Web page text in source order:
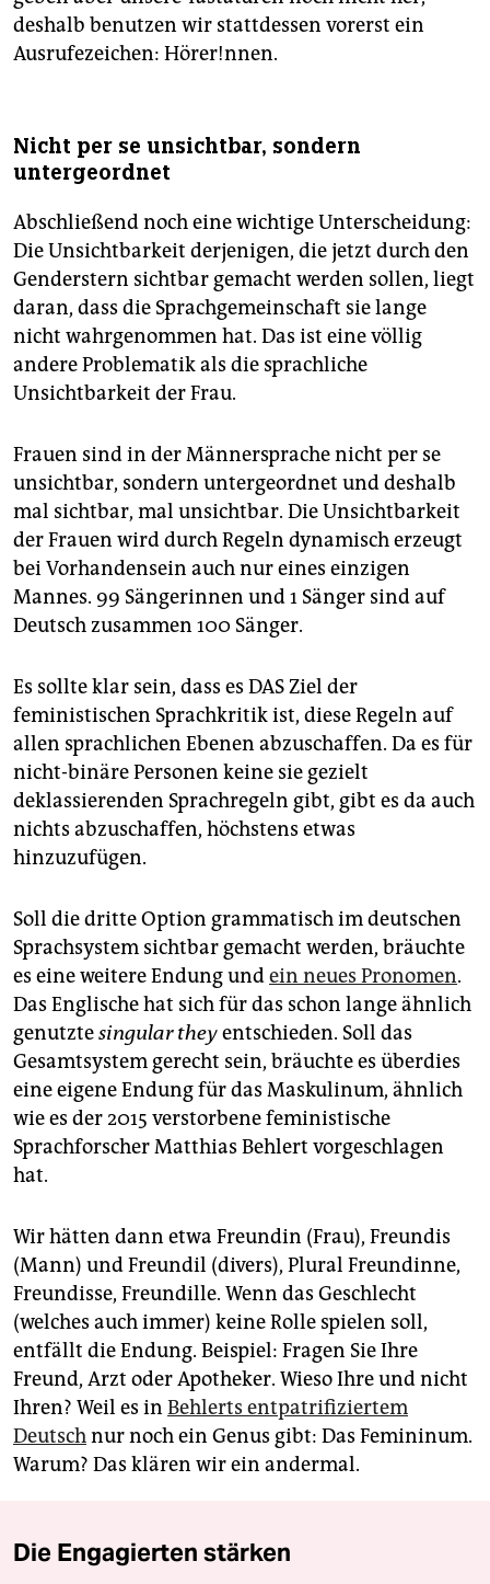
deshalb benutzen wir stattdessen vorerst ein
Ausrufezeichen: Hörer!nnen.
Nicht per se unsichtbar, sondern
untergeordnet
Abschließend noch eine wichtige Unterscheidung:
Die Unsichtbarkeit derjenigen, die jetzt durch den
Genderstern sichtbar gemacht werden sollen, liegt
daran, dass die Sprachgemeinschaft sie lange
nicht wahrgenommen hat. Das ist eine völlig
andere Problematik als die sprachliche
Unsichtbarkeit der Frau.
Frauen sind in der Männersprache nicht per se
unsichtbar, sondern untergeordnet und deshalb
mal sichtbar, mal unsichtbar. Die Unsichtbarkeit
der Frauen wird durch Regeln dynamisch erzeugt
bei Vorhandensein auch nur eines einzigen
Mannes. 99 Sängerinnen und 1 Sänger sind auf
Deutsch zusammen 100 Sänger.
Es sollte klar sein, dass es DAS Ziel der
feministischen Sprachkritik ist, diese Regeln auf
allen sprachlichen Ebenen abzuschaffen. Da es für
nicht-binäre Personen keine sie gezielt
deklassierenden Sprachregeln gibt, gibt es da auch
nichts abzuschaffen, höchstens etwas
hinzuzufügen.
Soll die dritte Option grammatisch im deutschen
Sprachsystem sichtbar gemacht werden, bräuchte
es eine weitere Endung undein neues Pronomen.
Das Englische hat sich für das schon lange ähnlich
genutztesingular theyentschieden. Soll das
Gesamtsystem gerecht sein, bräuchte es überdies
eine eigene Endung für das Maskulinum, ähnlich
wie es der 2015 verstorbene feministische
Sprachforscher Matthias Behlert vorgeschlagen
hat.
Wir hätten dann etwa Freundin (Frau), Freundis
(Mann) und Freundil (divers), Plural Freundinne,
Freundisse, Freundille. Wenn das Geschlecht
(welches auch immer) keine Rolle spielen soll,
entfällt die Endung. Beispiel: Fragen Sie Ihre
Freund, Arzt oder Apotheker. Wieso Ihre und nicht
Ihren? Weil es in Behlerts entpatrifiziertem
Deutschnur noch ein Genus gibt: Das Femininum.
Warum? Das klären wir ein andermal.
Die Engagierten stärken